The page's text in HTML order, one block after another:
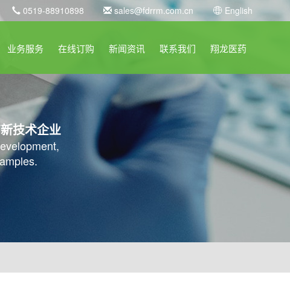
0519-88910898 sales@fdrrm.com.cn English
业务服务 在线订购 新闻资讯 联系我们 翔龙医药
技术企业